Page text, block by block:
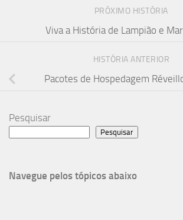
PRÓXIMO HISTÓRIA
Viva a História de Lampião e
HISTÓRIA ANTERIOR
Pacotes de Hospedagem
Pesquisar
Pesquisar
Navegue pelos tópicos abaixo